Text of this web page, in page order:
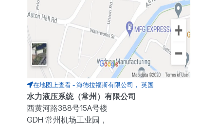
在地图上查看 - 海德拉福斯有限公司， 英国
水力液压系统（常州）有限公司
西黄河路388号15A号楼
GDH 常州机场工业园，